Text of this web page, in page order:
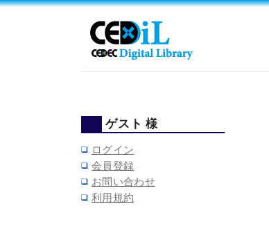
ゲスト 様
ログイン
会員登録
お問い合わせ
利用規約